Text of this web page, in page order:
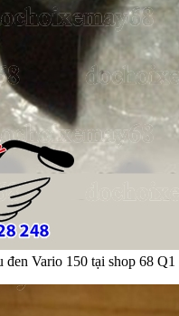
Vario 150 tại shop 68 Q1